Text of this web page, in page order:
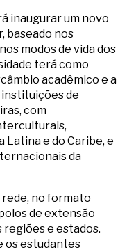
inaugurar um novo
baseado nos
modos de vida dos
terá como
acadêmico e a
de
com
e do Caribe, e
da
no formato
de extensão
e estados.
os estudantes